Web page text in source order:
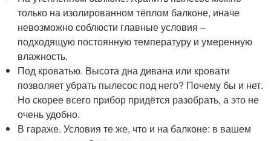
только на изолированном тёплом балконе, иначе
невозможно соблюсти главные условия –
подходящую постоянную температуру и умеренную
влажность.
Под кроватью. Высота дна дивана или кровати
позволяет убрать пылесос под него? Почему бы и нет.
Но скорее всего прибор придётся разобрать, а это не
очень удобно.
В гараже. Условия те же, что и на балконе: в вашем